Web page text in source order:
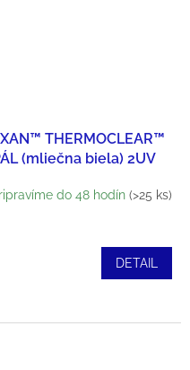
THERMOCLEAR™
(mliečna biela) 2UV
do 48 hodín (>25 ks)
DETAIL